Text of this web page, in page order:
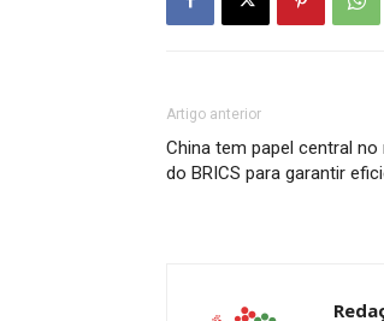
Artigo anterior
China tem papel central
do BRICS para garantir